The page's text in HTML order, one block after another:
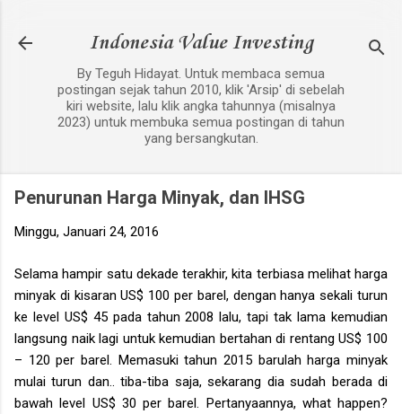
Indonesia Value Investing
By Teguh Hidayat. Untuk membaca semua
postingan sejak tahun 2010, klik 'Arsip' di sebelah
kiri website, lalu klik angka tahunnya (misalnya
2023) untuk membuka semua postingan di tahun
yang bersangkutan.
Penurunan Harga Minyak, dan IHSG
Minggu, Januari 24, 2016
Selama hampir satu dekade terakhir, kita terbiasa melihat harga
minyak di kisaran US$ 100 per barel, dengan hanya sekali turun
ke level US$ 45 pada tahun 2008 lalu, tapi tak lama kemudian
langsung naik lagi untuk kemudian bertahan di rentang US$ 100
– 120 per barel. Memasuki tahun 2015 barulah harga minyak
mulai turun dan.. tiba-tiba saja, sekarang dia sudah berada di
bawah level US$ 30 per barel. Pertanyaannya, what happen?